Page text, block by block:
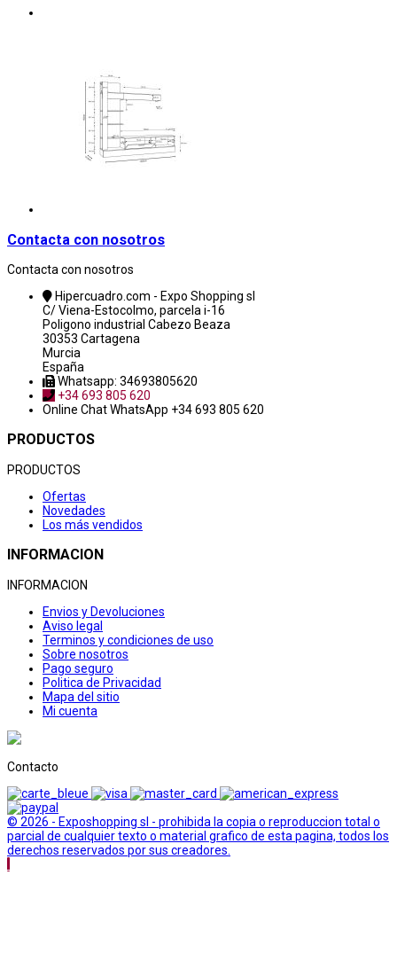
Contacta con nosotros
Contacta con nosotros
Hipercuadro.com - Expo Shopping sl
C/ Viena-Estocolmo, parcela i-16
Poligono industrial Cabezo Beaza
30353 Cartagena
Murcia
España
Whatsapp: 34693805620
+34 693 805 620
Online ChatWhatsApp +34 693 805 620
PRODUCTOS
PRODUCTOS
Ofertas
Novedades
Los más vendidos
INFORMACION
INFORMACION
Envios y Devoluciones
Aviso legal
Terminos y condiciones de uso
Sobre nosotros
Pago seguro
Politica de Privacidad
Mapa del sitio
Mi cuenta
Contacto
© 2026 - Exposhopping sl - prohibida la copia o reproduccion total o
parcial de cualquier texto o material grafico de esta pagina, todos los
derechos reservados por sus creadores.